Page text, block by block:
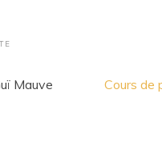
Mauve Cours de